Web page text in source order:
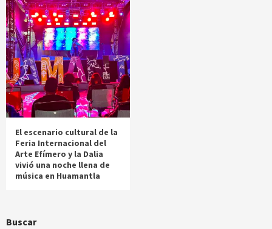
El escenario cultural de la
Feria Internacional del
Arte Efímero y la Dalia
vivió una noche llena de
música en Huamantla
Buscar